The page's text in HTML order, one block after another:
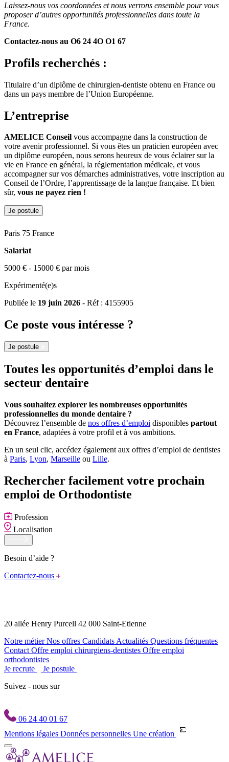
Laissez-nous vos coordonnées et nous verrons ensemble pour vous
proposer d’autres opportunités professionnelles dans toute la
France.
Contactez-nous au O6 24 4O O1 67
Profils recherchés :
Titulaire d’un diplôme de chirurgien-dentiste obtenu en France ou
dans un pays membre de l’Union Européenne.
L’entreprise
AMELICE Conseil vous accompagne dans la construction de
votre avenir professionnel. Si vous êtes un praticien européen avec
un diplôme européen, nous serons heureux de vous éclairer sur la
vie en France en général, la réglementation médicale, et vous
accompagner sur vos démarches administratives, votre inscription au
Conseil de l’Ordre, l’apprentissage de la langue française. Et bien
sûr, vous ne payez rien !
Je postule
Paris 75 France
Salariat
5000 € - 15000 € par mois
Expérimenté(e)s
Publiée le 19 juin 2026 - Réf : 4155905
Ce poste vous intéresse ?
Je postule
Toutes les opportunités d’emploi dans le
secteur dentaire
Vous souhaitez explorer les nombreuses opportunités
professionnelles du monde dentaire ?
Découvrez l’ensemble de nos offres d’emploi disponibles partout
en France, adaptées à votre profil et à vos ambitions.
En un seul clic, accédez également aux offres d’emploi de dentistes
à Paris, Lyon, Marseille ou Lille.
Rechercher facilement votre prochain
emploi de Orthodontiste
Profession
Localisation
Besoin d’aide ?
Contactez-nous
20 allée Henry Purcell 42 000 Saint-Etienne
Notre métierNos offres Candidats Actualités Questions fréquentes
Contact Offre emploi chirurgiens-dentistes Offre emploi
orthodontistes
Je recrute
Je postule
Suivez - nous sur
06 24 40 01 67
Mentions légales Données personnelles Une création